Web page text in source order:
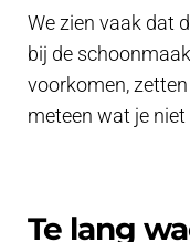
We zien vaak dat
bij de
voorkomen,
meteen wat je
Te lang